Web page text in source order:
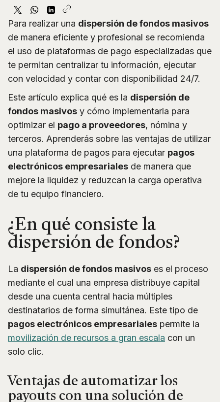
Para realizar una dispersión de fondos masivos
de manera eficiente y profesional se recomienda
el uso de plataformas de pago especializadas que
te permitan centralizar tu información, ejecutar
con velocidad y contar con disponibilidad 24/7.
Este artículo explica qué es la dispersión de
fondos masivos y cómo implementarla para
optimizar el pago a proveedores, nómina y
terceros. Aprenderás sobre las ventajas de utilizar
una plataforma de pagos para ejecutar pagos
electrónicos empresariales de manera que
mejore la liquidez y reduzcan la carga operativa
de tu equipo financiero.
¿En qué consiste la
dispersión de fondos?
La dispersión de fondos masivos es el proceso
mediante el cual una empresa distribuye capital
desde una cuenta central hacia múltiples
destinatarios de forma simultánea. Este tipo de
pagos electrónicos empresariales permite la
movilización de recursos a gran escala con un
solo clic.
Ventajas de automatizar los
payouts con una solución de